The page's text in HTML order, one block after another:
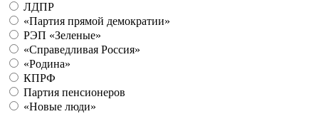
ЛДПР
«Партия прямой демократии»
РЭП «Зеленые»
«Справедливая Россия»
«Родина»
КПРФ
Партия пенсионеров
«Новые люди»